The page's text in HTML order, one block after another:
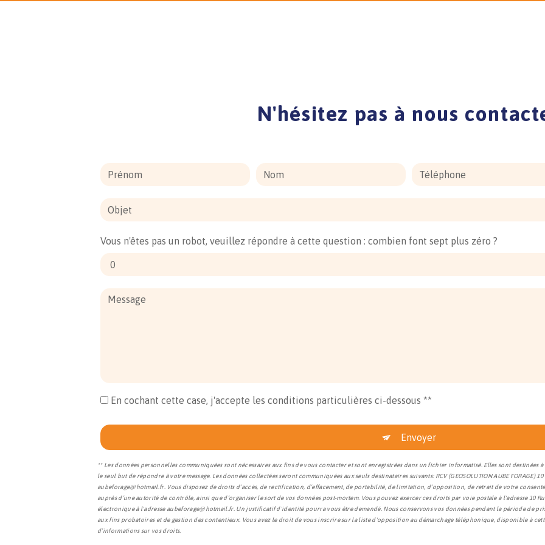
N'hésitez pas à nous
Vous n'êtes pas un robot, veuillez répondre à cette question : combien font sept plus zéro ?
En cochant cette case, j'accepte les conditions particulières ci-dessous **
Envoyer
** Les données personnelles communiquées sont nécessaires aux fins de vous contacter et sont enregistrées dans un fichier informatisé. Elles sont destinées à
le seul but de répondre à votre message. Les données collectées seront communiquées aux seuls destinataires suivants: RCV (GEOSOLUTION AUBE FORAGE)
aubeforage@hotmail.fr. Vous disposez de droits d’accès, de rectification, d’effacement, de portabilité, de limitation, d’opposition, de retrait de votre
auprès d’une autorité de contrôle, ainsi que d’organiser le sort de vos données post-mortem. Vous pouvez exercer ces droits par voie postale à l'adresse 10
électronique à l'adresse aubeforage@hotmail.fr. Un justificatif d'identité pourra vous être demandé. Nous conservons vos données pendant la période de
aux fins probatoires et de gestion des contentieux. Vous avez le droit de vous inscrire sur la liste d'opposition au démarchage téléphonique, disponible à
d’informations sur vos droits.